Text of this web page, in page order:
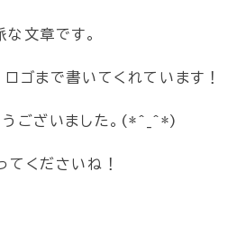
な文章です。
ロゴまで書いてくれています！
うございました。(*^_^*)
てくださいね！